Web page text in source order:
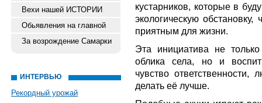
Вехи нашей ИСТОРИИ
Обьявления на главной
За возрождение Самарки
ИНТЕРВЬЮ
Рекордный урожай
кустарников, которые в
экологическую
приятным для жизни.
Эта инициатива не
облика села, но и
чувство
делать её лучше.